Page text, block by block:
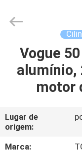
CASA
PRODUTOS
SOBRE
NÓS
Rights
Vogue
alumínio,
motor
Lugar de
origem:
Marca: